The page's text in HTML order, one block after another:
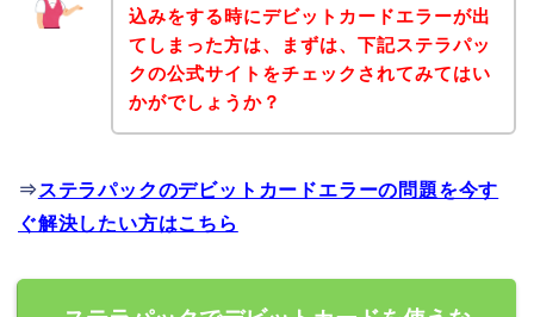
込みをする時にデビットカードエラーが出
てしまった方は、まずは、下記ステラパッ
クの公式サイトをチェックされてみてはい
かがでしょうか？
⇒ ステラパックのデビットカードエラーの問題を今す
ぐ解決したい方はこちら